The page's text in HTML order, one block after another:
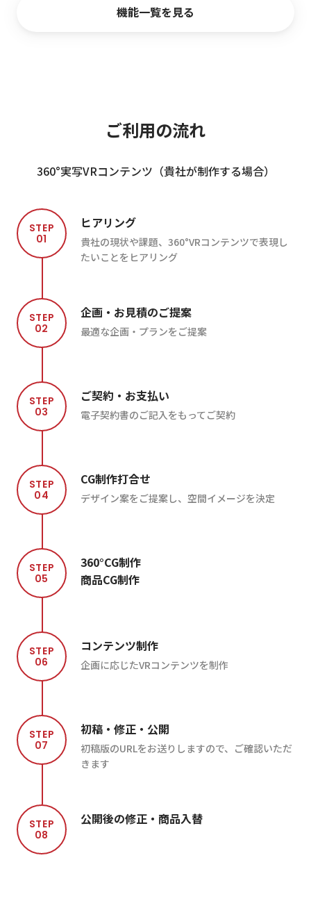
機能一覧を見る
ご利用の流れ
360°実写VRコンテンツ（貴社が制作する場合）
STEP
01
ヒアリング
貴社の現状や課題、360°VRコンテンツで表現し
たいことをヒアリング
STEP
02
企画・お見積のご提案
最適な企画・プランをご提案
STEP
03
ご契約・お支払い
電子契約書のご記入をもってご契約
STEP
04
CG制作打合せ
デザイン案をご提案し、空間イメージを決定
STEP
05
360°CG制作
商品CG制作
STEP
06
コンテンツ制作
企画に応じたVRコンテンツを制作
STEP
07
初稿・修正・公開
初稿版のURLをお送りしますので、ご確認いただ
きます
STEP
08
公開後の修正・商品入替